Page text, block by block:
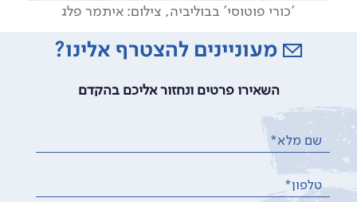
'כורי פוטוסי' בבוליביה, צילום: איתמר פלג
מעוניינים להצטרף אלינו?
השאירו פרטים ונחזור אליכם בהקדם
שם מלא*
טלפון*